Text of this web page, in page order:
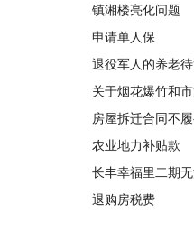
镇湘楼亮化问题
申请单人保
退役军人的养老
关于烟花爆竹和
房屋拆迁合同不
农业地力补贴款
长丰幸福里二期
退购房税费